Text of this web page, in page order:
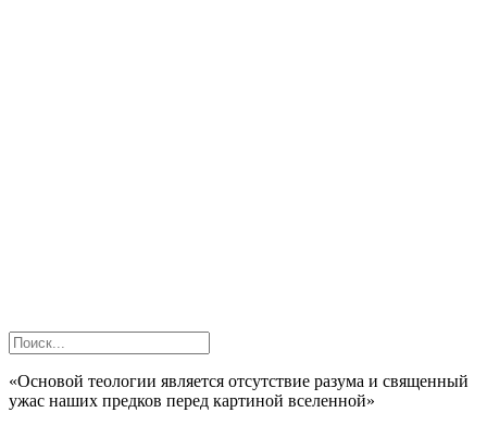
«Основой теологии является отсутствие разума и священный
ужас наших предков перед картиной вселенной»